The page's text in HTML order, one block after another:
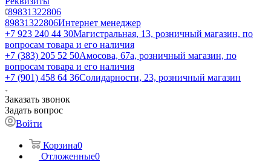
89831322806
89831322806Интернет менеджер
+7 923 240 44 30​Магистральная, 13, розничный магазин, по
вопросам товара и его наличия
+7 (383) 205 52 50Амосова, 67а, розничный магазин, по
вопросам товара и его наличия
+7 (901) 458 64 36Солидарности, 23, розничный магазин
Заказать звонок
Задать вопрос
Войти
Корзина0
Отложенные0